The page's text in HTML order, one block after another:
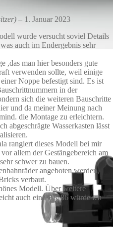
– 1. Januar 2023
wurde versucht soviel Details
auch im Endergebnis sehr
,das man hier besonders gute
verwenden sollte, weil einige
Noppe befestigt sind. Es ist
in der
sich die weiteren Bauschritte
und da meiner Meinung nach
die Montage zu erleichtern.
abgeschrägte Wasserkasten lässt
rangiert dieses Modell bei mir
allem der Gestängebereich am
schwer zu bauen.
angeboten werden,
verbaut.
Modell. Über weitere
auch eine BR 86 würde ich